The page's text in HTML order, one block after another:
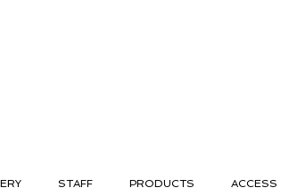
STAFF PRODUCTS ACCESS